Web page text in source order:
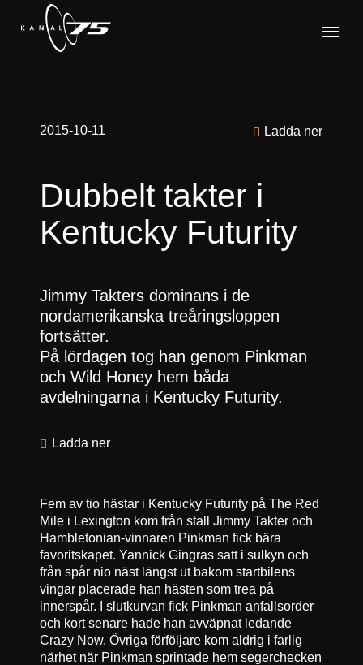
2015-10-11 Ladda ner
Dubbelt takter i
Kentucky Futurity
Jimmy Takters dominans i de
nordamerikanska treåringsloppen
fortsätter.
På lördagen tog han genom Pinkman
och Wild Honey hem båda
avdelningarna i Kentucky Futurity.
Fem av tio hästar i Kentucky Futurity på The Red
Mile i Lexington kom från stall Jimmy Takter och
Hambletonian-vinnaren Pinkman fick bära
favoritskapet. Yannick Gingras satt i sulkyn och
från spår nio näst längst ut bakom startbilens
vingar placerade han hästen som trea på
innerspår. I slutkurvan fick Pinkman anfallsorder
och kort senare hade han avväpnat ledande
Crazy Now. Övriga förföljare kom aldrig i farlig
närhet när Pinkman sprintade hem segerchecken
Ladda ner